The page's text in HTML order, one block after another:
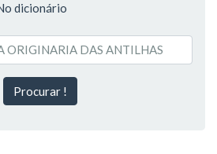
dicionário
Procurar !